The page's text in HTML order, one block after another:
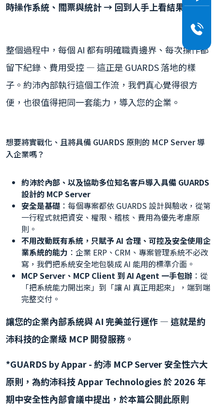
時操作系統、關票與統計 → 回到人手上看結果。
整個過程中，每個 AI 都有明確職責邊界、每次操作都
留下紀錄、費用受控 — 這正是 GUARDS 落地的樣
子。約沛內部執行這個工作流，我們真心覺得很方
便，也很值得把同一套能力，導入您的企業。
想要將實戰化、且將具備 GUARDS 原則的 MCP Server 導
入企業嗎？
約沛於內部、以及協助多位知名客戶導入具備 GUARDS
設計的 MCP Server
安全是基礎 ：每個專案都依 GUARDS 設計與驗收，從第
一行程式就把資安、權限、稽核、費用為優先考慮原
則。
不用改動既有系統，只賦予 AI 合理、可控及安全使用企
業系統的能力 ：企業 ERP、CRM、專案管理系統不必改
寫，我們把系統安全地包裝成 AI 能用的標準介面。
MCP Server、MCP Client 到 AI Agent 一手包辦 ：從
「把系統能力開出來」到「讓 AI 真正用起來」，端到端
完整交付。
讓您的企業內部系統與 AI 完美並行運作 — 這就是約
沛科技的企業級 MCP 開發服務。
*GUARDS by Appar - 約沛 MCP Server 安全性六大
原則，為約沛科技 Appar Technologies 於 2026 年
期中安全性內部會議中提出，於本篇公開此原則